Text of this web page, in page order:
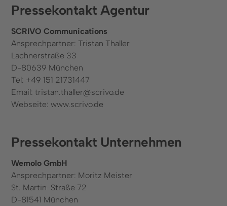
Pressekontakt Agentur
SCRIVO Communications
Ansprechpartner: Tristan Thaller
Lachnerstraße 33
D-80639 München
Tel: +49 151 21731447
Email: tristan.thaller@scrivo.de
Webseite: www.scrivo.de
Pressekontakt Unternehmen
Wemolo GmbH
Ansprechpartner: Moritz Meister
St. Martin-Straße 72
D-81541 München